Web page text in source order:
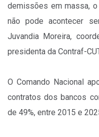
demissões em massa,
não pode acontecer
Juvandia Moreira,
presidenta da Contraf-
O Comando Nacional
contratos dos bancos
de 49%, entre 2015 e